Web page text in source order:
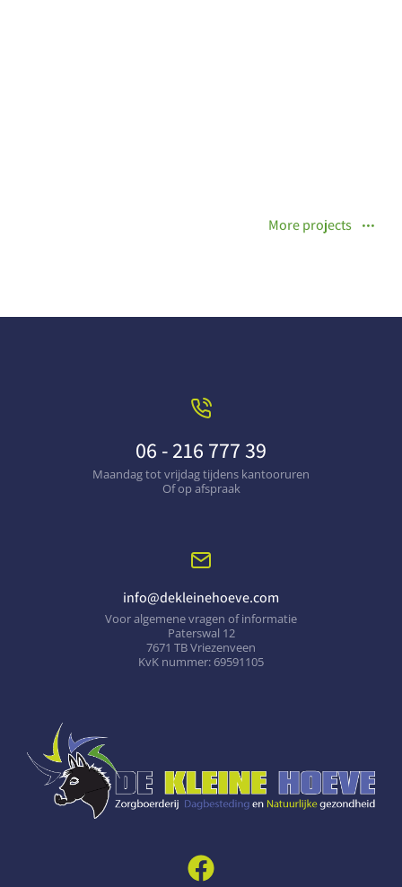
More projects
06 - 216 777 39
Maandag tot vrijdag tijdens kantooruren
Of op afspraak
info@dekleinehoeve.com
Voor algemene vragen of informatie
Paterswal 12
7671 TB Vriezenveen
KvK nummer: 69591105